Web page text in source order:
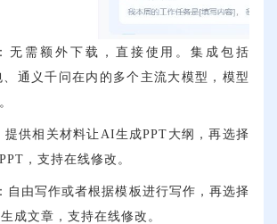
无需额外下载，直接使用。集成包括
、通义千问在内的多个主流大模型，模型
提供相关材料让AI生成PPT大纲，再选择
，支持在线修改。
自由写作或者根据模板进行写作，再选择
成文章，支持在线修改。